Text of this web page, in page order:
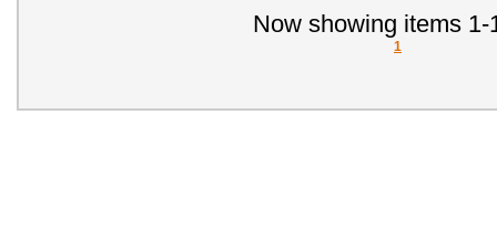
Now showing items 1-
1